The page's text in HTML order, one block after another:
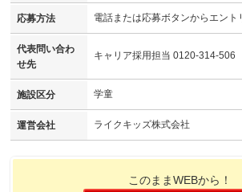
応募方法 電話または応募ボタンからエント
代表問い合わ
せ先
キャリア採用担当 0120-314-506
施設区分 学童
運営会社 ライクキッズ株式会社
このままWEBから！